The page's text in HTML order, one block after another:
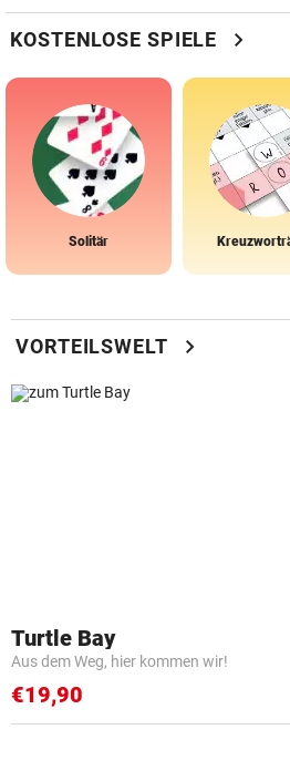
KOSTENLOSE SPIELE chevron_right
Solitär
VORTEILSWELT chevron_right
Turtle Bay
Aus dem Weg, hier kommen wir!
€19,90